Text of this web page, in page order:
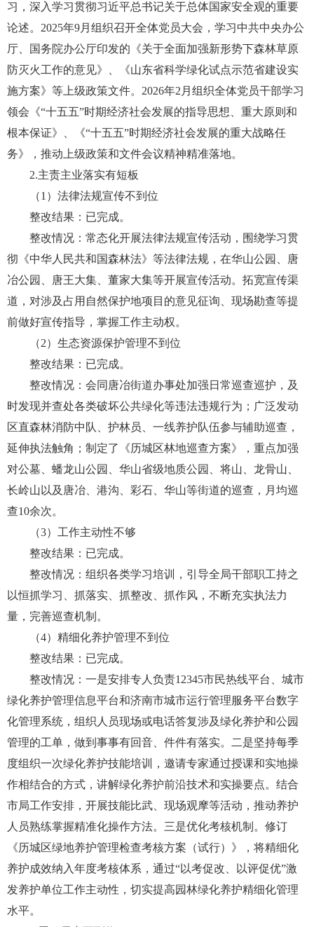
习，深入学习贯彻习近平总书记关于总体国家安全观的重要
论述。2025年9月组织召开全体党员大会，学习中共中央办公
厅、国务院办公厅印发的《关于全面加强新形势下森林草原
防灭火工作的意见》、《山东省科学绿化试点示范省建设实
施方案》等上级政策文件。2026年2月组织全体党员干部学习
领会《“十五五”时期经济社会发展的指导思想、重大原则和
根本保证》、《“十五五”时期经济社会发展的重大战略任
务》，推动上级政策和文件会议精神精准落地。
2.主责主业落实有短板
（1）法律法规宣传不到位
整改结果：已完成。
整改情况：常态化开展法律法规宣传活动，围绕学习贯
彻《中华人民共和国森林法》等法律法规，在华山公园、唐
冶公园、唐王大集、董家大集等开展宣传活动。拓宽宣传渠
道，对涉及占用自然保护地项目的意见征询、现场勘查等提
前做好宣传指导，掌握工作主动权。
（2）生态资源保护管理不到位
整改结果：已完成。
整改情况：会同唐冶街道办事处加强日常巡查巡护，及
时发现并查处各类破坏公共绿化等违法违规行为；广泛发动
区直森林消防中队、护林员、一线养护队伍参与辅助巡查，
延伸执法触角；制定了《历城区林地巡查方案》，重点加强
对公墓、蟠龙山公园、华山省级地质公园、将山、龙骨山、
长岭山以及唐冶、港沟、彩石、华山等街道的巡查，月均巡
查10余次。
（3）工作主动性不够
整改结果：已完成。
整改情况：组织各类学习培训，引导全局干部职工持之
以恒抓学习、抓落实、抓整改、抓作风，不断充实执法力
量，完善巡查机制。
（4）精细化养护管理不到位
整改结果：已完成。
整改情况：一是安排专人负责12345市民热线平台、城市
绿化养护管理信息平台和济南市城市运行管理服务平台数字
化管理系统，组织人员现场或电话答复涉及绿化养护和公园
管理的工单，做到事事有回音、件件有落实。二是坚持每季
度组织一次绿化养护技能培训，邀请专家通过授课和实地操
作相结合的方式，讲解绿化养护前沿技术和实操要点。结合
市局工作安排，开展技能比武、现场观摩等活动，推动养护
人员熟练掌握精准化操作方法。三是优化考核机制。修订
《历城区绿地养护管理检查考核方案（试行）》，将精细化
养护成效纳入年度考核体系，通过“以考促改、以评促优”激
发养护单位工作主动性，切实提高园林绿化养护精细化管理
水平。